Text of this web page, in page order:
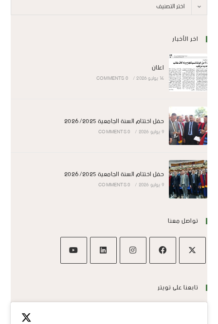
اختر التصنيف
اخر الأخبار
اعلان
14 يوليو 2026 /
0 COMMENTS
حفل اختتام السنة الجامعية 2026/2025
9 يوليو 2026 /
0 COMMENTS
حفل اختتام السنة الجامعية 2026/2025
9 يوليو 2026 /
0 COMMENTS
تواصل معنا
تابعنا على تويتر